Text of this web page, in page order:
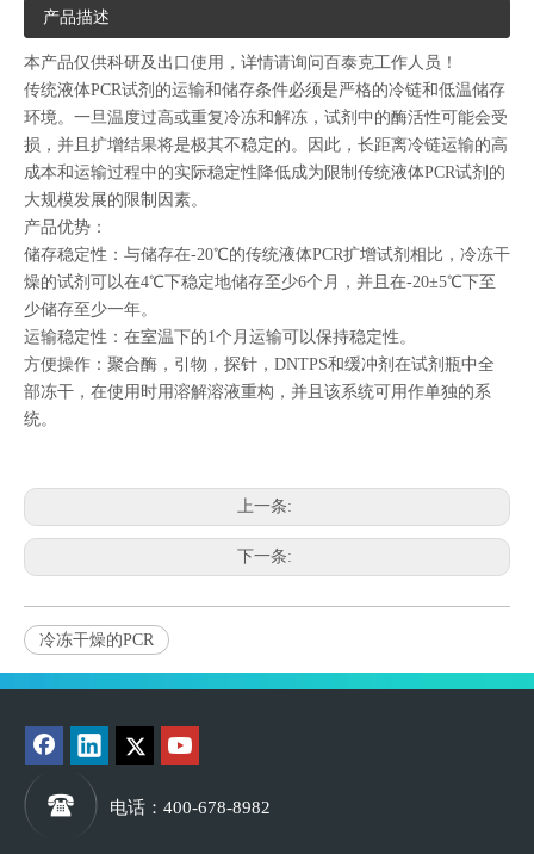
产品描述
本产品仅供科研及出口使用，详情请询问百泰克工作人员！
传统液体PCR试剂的运输和储存条件必须是严格的冷链和低温储存
环境。一旦温度过高或重复冷冻和解冻，试剂中的酶活性可能会受
损，并且扩增结果将是极其不稳定的。因此，长距离冷链运输的高
成本和运输过程中的实际稳定性降低成为限制传统液体PCR试剂的
大规模发展的限制因素。
产品优势：
储存稳定性：与储存在-20℃的传统液体PCR扩增试剂相比，冷冻干
燥的试剂可以在4℃下稳定地储存至少6个月，并且在-20±5℃下至
少储存至少一年。
运输稳定性：在室温下的1个月运输可以保持稳定性。
方便操作：聚合酶，引物，探针，DNTPS和缓冲剂在试剂瓶中全
部冻干，在使用时用溶解溶液重构，并且该系统可用作单独的系
统。
上一条:
下一条:
冷冻干燥的PCR
电话 ：400-678-8982